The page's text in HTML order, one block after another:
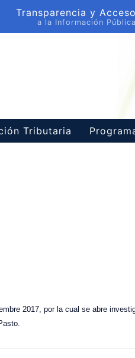
Transparencia y Acceso
a la Información Pública
Tributaria
2017, por la cual se abre